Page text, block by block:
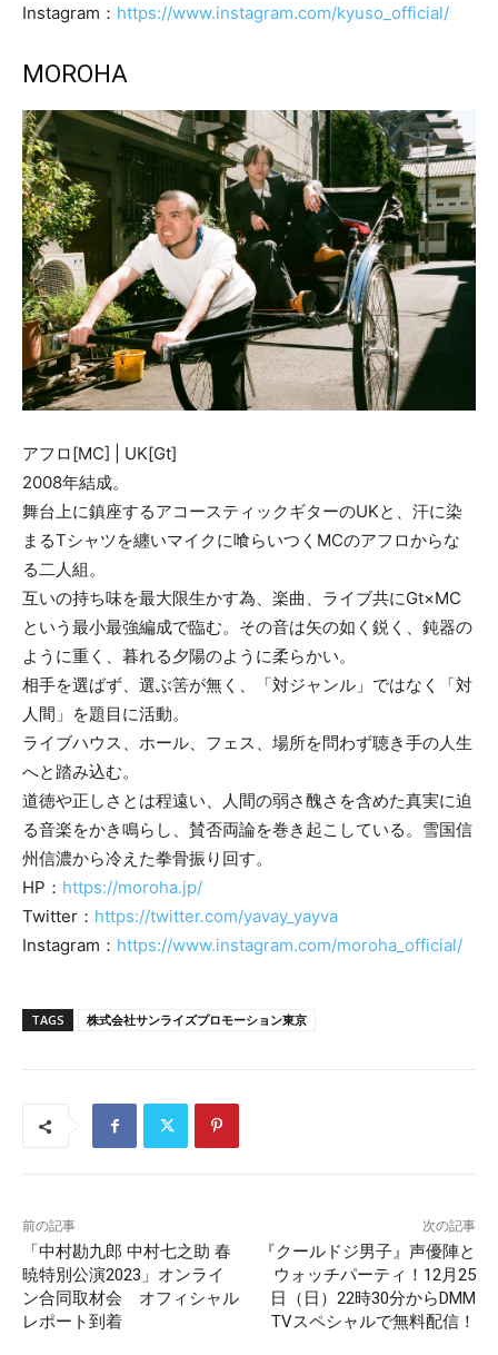
Instagram： https://www.instagram.com/kyuso_official/
MOROHA
アフロ[MC] | UK[Gt]
2008年結成。
舞台上に鎮座するアコースティックギターのUKと、汗に染
まるTシャツを纏いマイクに喰らいつくMCのアフロからな
る二人組。
互いの持ち味を最大限生かす為、楽曲、ライブ共にGt×MC
という最小最強編成で臨む。その音は矢の如く鋭く、鈍器の
ように重く、暮れる夕陽のように柔らかい。
相手を選ばず、選ぶ筈が無く、「対ジャンル」ではなく「対
人間」を題目に活動。
ライブハウス、ホール、フェス、場所を問わず聴き手の人生
へと踏み込む。
道徳や正しさとは程遠い、人間の弱さ醜さを含めた真実に迫
る音楽をかき鳴らし、賛否両論を巻き起こしている。雪国信
州信濃から冷えた拳骨振り回す。
HP： https://moroha.jp/
Twitter： https://twitter.com/yavay_yayva
Instagram： https://www.instagram.com/moroha_official/
TAGS 株式会社サンライズプロモーション東京
前の記事
「中村勘九郎 中村七之助 春
暁特別公演2023」オンライ
ン合同取材会 オフィシャル
レポート到着
次の記事
『クールドジ男子』声優陣と
ウォッチパーティ！12月25
日（日）22時30分からDMM
TVスペシャルで無料配信！